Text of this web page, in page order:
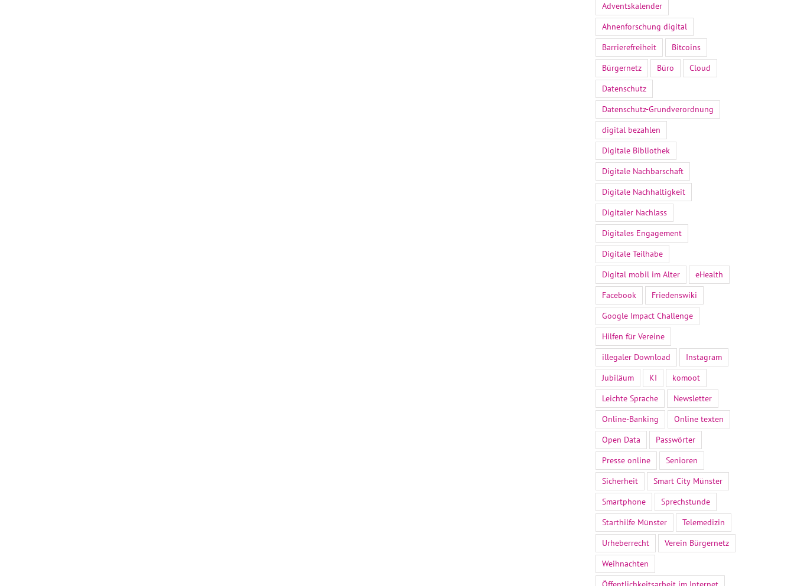
Adventskalender
Ahnenforschung digital
Barrierefreiheit
Bitcoins
Bürgernetz
Büro
Cloud
Datenschutz
Datenschutz-Grundverordnung
digital bezahlen
Digitale Bibliothek
Digitale Nachbarschaft
Digitale Nachhaltigkeit
Digitaler Nachlass
Digitales Engagement
Digitale Teilhabe
Digital mobil im Alter
eHealth
Facebook
Friedenswiki
Google Impact Challenge
Hilfen für Vereine
illegaler Download
Instagram
Jubiläum
KI
komoot
Leichte Sprache
Newsletter
Online-Banking
Online texten
Open Data
Passwörter
Presse online
Senioren
Sicherheit
Smart City Münster
Smartphone
Sprechstunde
Starthilfe Münster
Telemedizin
Urheberrecht
Verein Bürgernetz
Weihnachten